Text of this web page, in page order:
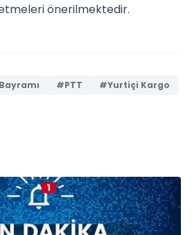
önerilmektedir.
#PTT #Yurtiçi Kargo